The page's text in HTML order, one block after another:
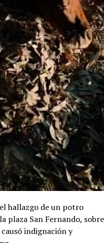
hallazgo de un potro
plaza San Fernando, sobre
indignación y